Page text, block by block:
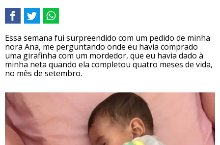
Essa semana fui surpreendido com um pedido de minha
nora Ana, me perguntando onde eu havia comprado
uma girafinha com um mordedor, que eu havia dado à
minha neta quando ela completou quatro meses de vida,
no mês de setembro.